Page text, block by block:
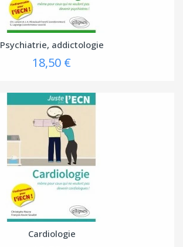
Psychiatrie, addictologie
18,50 €
Cardiologie